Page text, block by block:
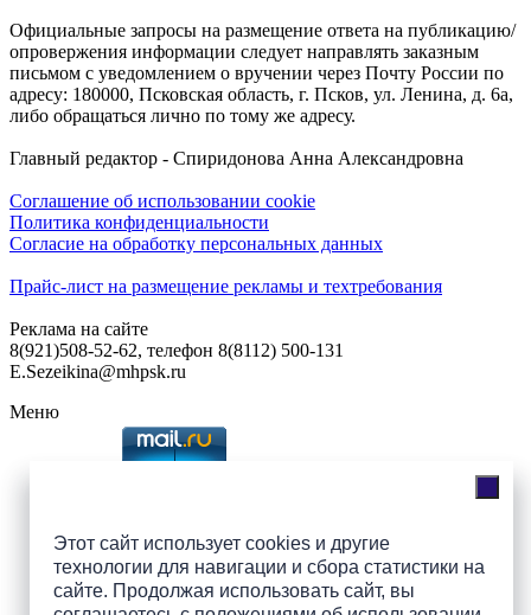
Этот сайт использует cookies и другие
технологии для навигации и сбора статистики на
сайте. Продолжая использовать сайт, вы
Официальные запросы на размещение ответа на публикацию/
опровержения информации следует направлять заказным
письмом с уведомлением о вручении через Почту России по
адресу: 180000, Псковская область, г. Псков, ул. Ленина, д. 6а,
либо обращаться лично по тому же адресу.
Главный редактор - Спиридонова Анна Александровна
Соглашение об использовании cookie
Политика конфиденциальности
Согласие на обработку персональных данных
Прайс-лист на размещение рекламы и техтребования
Реклама на сайте
8(921)508-52-62, телефон 8(8112) 500-131
E.Sezeikina@mhpsk.ru
Меню
Подпишись на группы
ПАИ в соцсетях!